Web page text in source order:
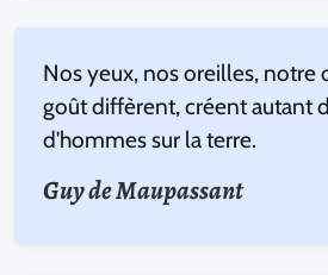
Nos yeux, nos oreilles, notre
goût diffèrent, créent autant
d'hommes sur la terre.
Guy de Maupassant